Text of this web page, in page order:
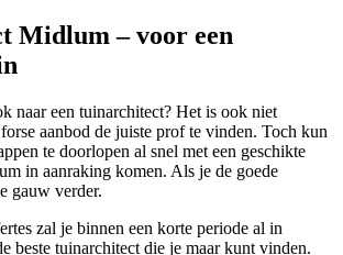
Midlum – voor een
naar een tuinarchitect? Het is ook niet
aanbod de juiste prof te vinden. Toch kun
te doorlopen al snel met een geschikte
in aanraking komen. Als je de goede
gauw verder.
zal je binnen een korte periode al in
beste tuinarchitect die je maar kunt vinden.